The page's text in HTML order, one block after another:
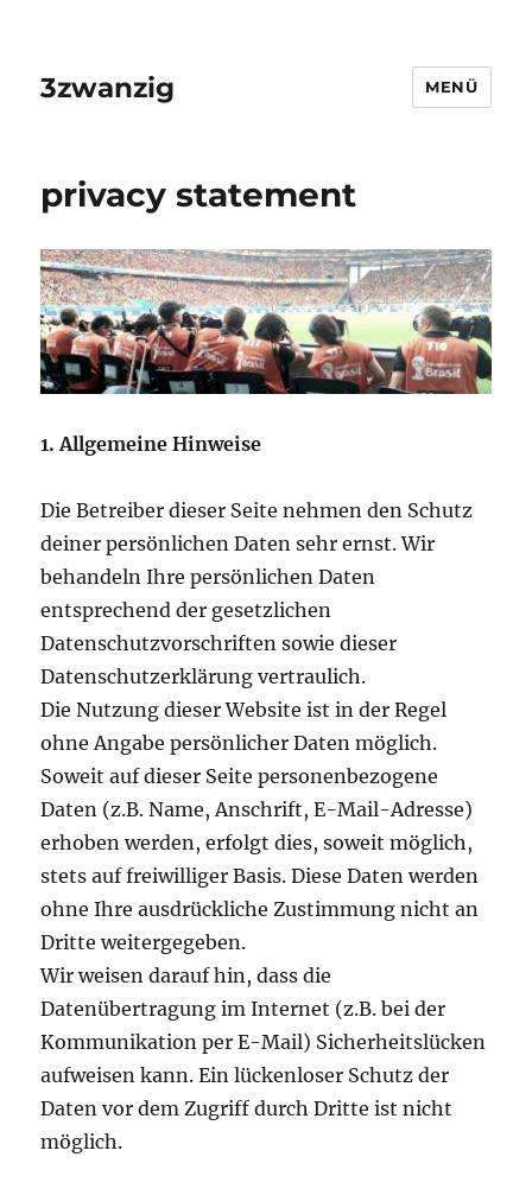
3zwanzig MENÜ
privacy statement
1. Allgemeine Hinweise
Die Betreiber dieser Seite nehmen den Schutz
deiner persönlichen Daten sehr ernst. Wir
behandeln Ihre persönlichen Daten
entsprechend der gesetzlichen
Datenschutzvorschriften sowie dieser
Datenschutzerklärung vertraulich.
Die Nutzung dieser Website ist in der Regel
ohne Angabe persönlicher Daten möglich.
Soweit auf dieser Seite personenbezogene
Daten (z.B. Name, Anschrift, E-Mail-Adresse)
erhoben werden, erfolgt dies, soweit möglich,
stets auf freiwilliger Basis. Diese Daten werden
ohne Ihre ausdrückliche Zustimmung nicht an
Dritte weitergegeben.
Wir weisen darauf hin, dass die
Datenübertragung im Internet (z.B. bei der
Kommunikation per E-Mail) Sicherheitslücken
aufweisen kann. Ein lückenloser Schutz der
Daten vor dem Zugriff durch Dritte ist nicht
möglich.